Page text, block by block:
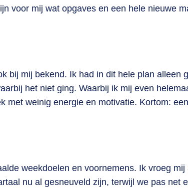
voor mij wat opgaves en een hele nieuwe
bij mij bekend. Ik had in dit hele plan alleen
het niet ging. Waarbij ik mij even
met weinig energie en motivatie. Kortom: een
weekdoelen en voornemens. Ik vroeg mij
nu al gesneuveld zijn, terwijl we pas net